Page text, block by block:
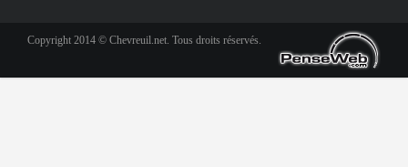
Copyright 2014 © Chevreuil.net. Tous droits réservés.